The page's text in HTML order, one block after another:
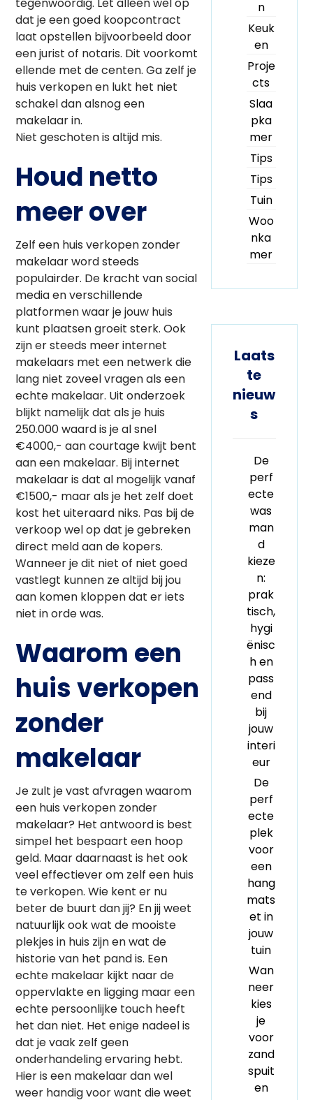
tegenwoordig. Let alleen wel op
dat je een goed koopcontract
laat opstellen bijvoorbeeld door
een jurist of notaris. Dit voorkomt
ellende met de centen. Ga zelf je
huis verkopen en lukt het niet
schakel dan alsnog een
makelaar in.
Niet geschoten is altijd mis.
Houd netto
meer over
Zelf een huis verkopen zonder
makelaar word steeds
populairder. De kracht van social
media en verschillende
platformen waar je jouw huis
kunt plaatsen groeit sterk. Ook
zijn er steeds meer internet
makelaars met een netwerk die
lang niet zoveel vragen als een
echte makelaar. Uit onderzoek
blijkt namelijk dat als je huis
250.000 waard is je al snel
€4000,- aan courtage kwijt bent
aan een makelaar. Bij internet
makelaar is dat al mogelijk vanaf
€1500,- maar als je het zelf doet
kost het uiteraard niks. Pas bij de
verkoop wel op dat je gebreken
direct meld aan de kopers.
Wanneer je dit niet of niet goed
vastlegt kunnen ze altijd bij jou
aan komen kloppen dat er iets
niet in orde was.
Waarom een
huis verkopen
zonder
makelaar
Je zult je vast afvragen waarom
een huis verkopen zonder
makelaar? Het antwoord is best
simpel het bespaart een hoop
geld. Maar daarnaast is het ook
veel effectiever om zelf een huis
te verkopen. Wie kent er nu
beter de buurt dan jij? En jij weet
natuurlijk ook wat de mooiste
plekjes in huis zijn en wat de
historie van het pand is. Een
echte makelaar kijkt naar de
oppervlakte en ligging maar een
echte persoonlijke touch heeft
het dan niet. Het enige nadeel is
dat je vaak zelf geen
onderhandeling ervaring hebt.
Hier is een makelaar dan wel
weer handig voor want die weet
n
Keuk
en
Proje
cts
Slaa
pka
mer
Tips
Tips
Tuin
Woo
nka
mer
Laats
te
nieuw
s
De
perf
ecte
was
man
d
kieze
n:
prak
tisch,
hygi
ënisc
h en
pass
end
bij
jouw
interi
eur
De
perf
ecte
plek
voor
een
hang
mats
et in
jouw
tuin
Wan
neer
kies
je
voor
zand
spuit
en